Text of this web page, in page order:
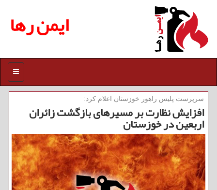
ایمن رها
منو
سرپرست پلیس راهور خوزستان اعلام كرد:
افزایش نظارت بر مسیرهای بازگشت زائران
اربعین در خوزستان